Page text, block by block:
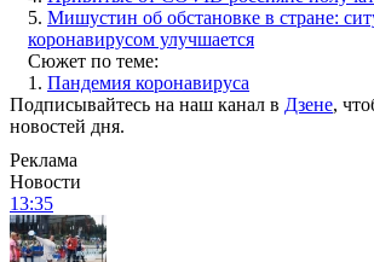
5. Мишустин об обстановке в стране:
коронавирусом улучшается
Сюжет по теме:
1. Пандемия коронавируса
Подписывайтесь на наш канал в Дзене,
новостей дня.
Реклама
Новости
13:35